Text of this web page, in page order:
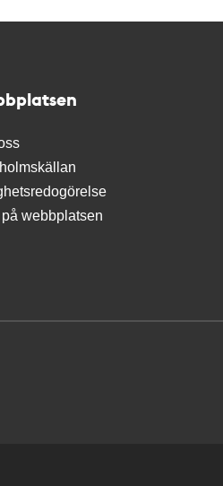
webbplatsen